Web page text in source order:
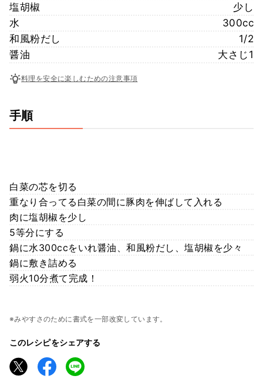
塩胡椒
少し
水
300cc
和風粉だし
1/2
醤油
大さじ1
料理を安全に楽しむための注意事項
手順
白菜の芯を切る
重なり合ってる白菜の間に豚肉を伸ばして入れる
肉に塩胡椒を少し
5等分にする
鍋に水300ccをいれ醤油、和風粉だし、塩胡椒を少々
鍋に敷き詰める
弱火10分煮て完成！
※みやすさのために書式を一部改変しています。
このレシピをシェアする